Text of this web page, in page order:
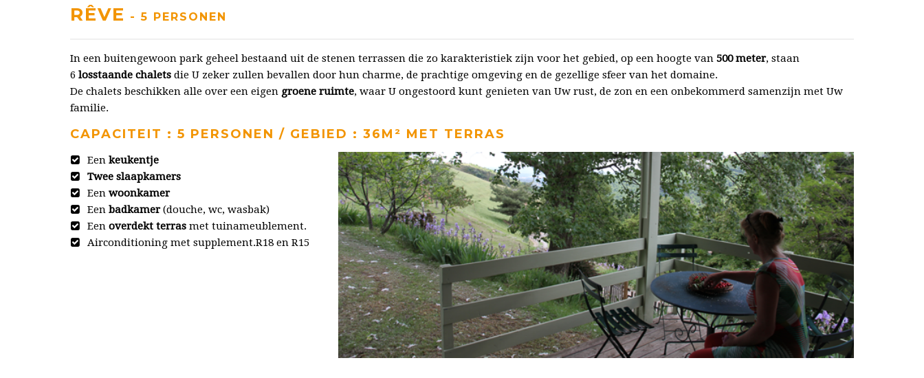
RÊVE - 5 PERSONEN
In een buitengewoon park geheel bestaand uit de stenen terrassen die zo karakteristiek zijn voor het gebied, op een hoogte van 500 meter, staan
6 losstaande chalets die U zeker zullen bevallen door hun charme, de prachtige omgeving en de gezellige sfeer van het domaine.
De chalets beschikken alle over een eigen groene ruimte, waar U ongestoord kunt genieten van Uw rust, de zon en een onbekommerd samenzijn met Uw
familie.
CAPACITEIT : 5 PERSONEN / GEBIED : 36M² MET TERRAS
Een keukentje
Twee slaapkamers
Een woonkamer
Een badkamer(douche, wc, wasbak)
Een overdekt terras met tuinameublement.
Airconditioning met supplement.R18 en R15